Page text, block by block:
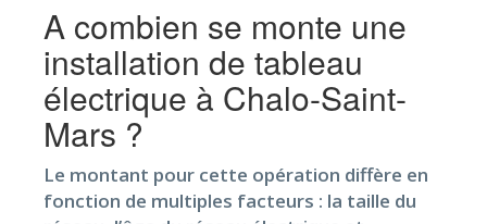
A combien se monte une
installation de tableau
électrique à Chalo-Saint-
Mars ?
Le montant pour cette opération diffère en
fonction de multiples facteurs : la taille du